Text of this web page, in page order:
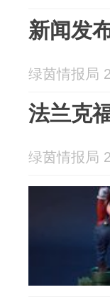
新闻发
绿茵情报局
法兰克
绿茵情报局